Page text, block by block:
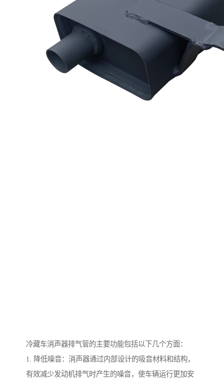
冷藏车消声器排气管的主要功能包括以下几个方面：
1. 降低噪音：消声器通过内部设计的吸音材料和结构，
有效减少发动机排气时产生的噪音，使车辆运行更加安